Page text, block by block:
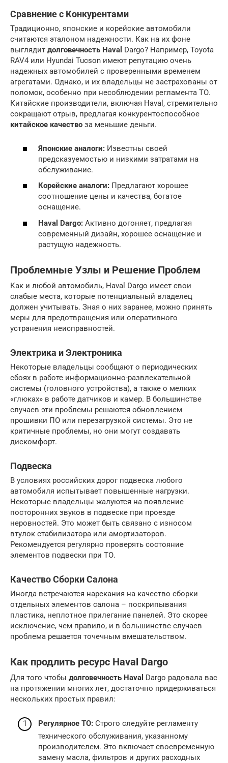
Сравнение с Конкурентами
Традиционно, японские и корейские автомобили
считаются эталоном надежности. Как на их фоне
выглядит долговечность Haval Dargo? Например, Toyota
RAV4 или Hyundai Tucson имеют репутацию очень
надежных автомобилей с проверенными временем
агрегатами. Однако, и их владельцы не застрахованы от
поломок, особенно при несоблюдении регламента ТО.
Китайские производители, включая Haval, стремительно
сокращают отрыв, предлагая конкурентоспособное
китайское качество за меньшие деньги.
Японские аналоги: Известны своей
предсказуемостью и низкими затратами на
обслуживание.
Корейские аналоги: Предлагают хорошее
соотношение цены и качества, богатое
оснащение.
Haval Dargo: Активно догоняет, предлагая
современный дизайн, хорошее оснащение и
растущую надежность.
Проблемные Узлы и Решение Проблем
Как и любой автомобиль, Haval Dargo имеет свои
слабые места, которые потенциальный владелец
должен учитывать. Зная о них заранее, можно принять
меры для предотвращения или оперативного
устранения неисправностей.
Электрика и Электроника
Некоторые владельцы сообщают о периодических
сбоях в работе информационно-развлекательной
системы (головного устройства), а также о мелких
«глюках» в работе датчиков и камер. В большинстве
случаев эти проблемы решаются обновлением
прошивки ПО или перезагрузкой системы. Это не
критичные проблемы, но они могут создавать
дискомфорт.
Подвеска
В условиях российских дорог подвеска любого
автомобиля испытывает повышенные нагрузки.
Некоторые владельцы жалуются на появление
посторонних звуков в подвеске при проезде
неровностей. Это может быть связано с износом
втулок стабилизатора или амортизаторов.
Рекомендуется регулярно проверять состояние
элементов подвески при ТО.
Качество Сборки Салона
Иногда встречаются нарекания на качество сборки
отдельных элементов салона – поскрипывания
пластика, неплотное прилегание панелей. Это скорее
исключение, чем правило, и в большинстве случаев
проблема решается точечным вмешательством.
Как продлить ресурс Haval Dargo
Для того чтобы долговечность Haval Dargo радовала вас
на протяжении многих лет, достаточно придерживаться
нескольких простых правил:
Регулярное ТО: Строго следуйте регламенту
технического обслуживания, указанному
производителем. Это включает своевременную
замену масла, фильтров и других расходных